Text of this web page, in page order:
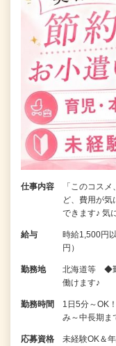
仕事内容
「このコス
ど、費用が
できます♪ 気
給与
時給1,500円
円）
勤務地
北海道等 ◆勤
働けます♪
勤務時間
1日5分～OK
み～中長期ま
応募資格
未経験OK＆